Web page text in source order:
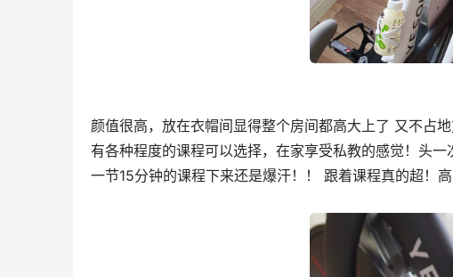
颜值很高，放在衣帽间显得整个房间都高大上了 又不占
有各种程度的课程可以选择，在家享受私教的感觉！头
一节15分钟的课程下来还是爆汗！！ 跟着课程真的超！高